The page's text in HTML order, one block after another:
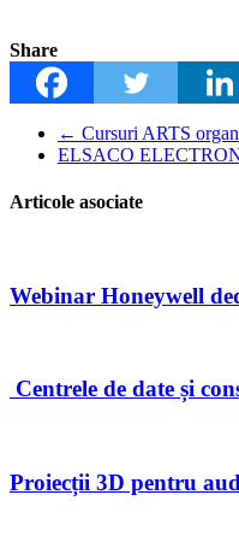
Share
← Cursuri ARTS
ELSACO
Articole asociate
Webinar Honeywell
Centrele de date și
Proiecții 3D pentru